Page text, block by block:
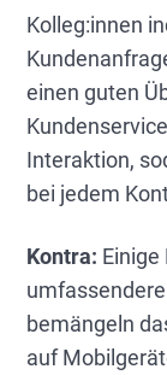
Kolleg:innen
einen guten
Interaktion,
bei jedem
Kontra:
bemängeln
auf